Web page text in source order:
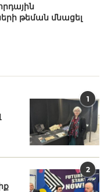
թեման մնացել
1
2